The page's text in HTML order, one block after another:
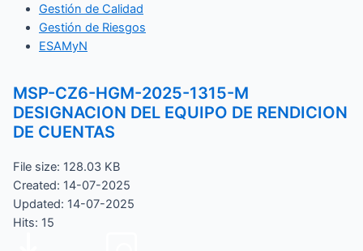
Gestión de Calidad
Gestión de Riesgos
ESAMyN
MSP-CZ6-HGM-2025-1315-M
DESIGNACION DEL EQUIPO DE RENDICION
DE CUENTAS
File size: 128.03 KB
Created: 14-07-2025
Updated: 14-07-2025
Hits: 15